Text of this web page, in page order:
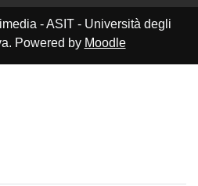
- ASIT - Università degli
Powered by Moodle